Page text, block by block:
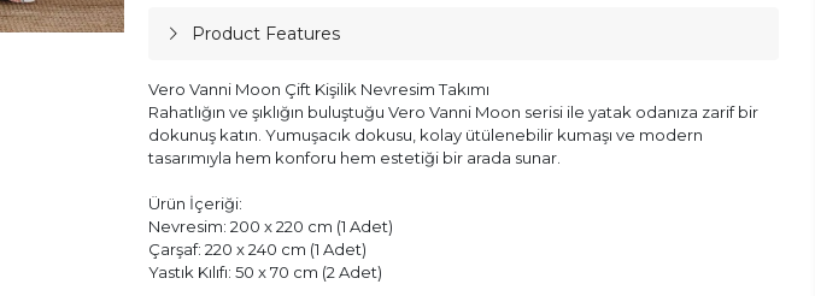
Product Features
Vero Vanni Moon Çift Kişilik Nevresim Takımı
Rahatlığın ve şıklığın buluştuğu Vero Vanni Moon serisi ile yatak odanıza zarif bir
dokunuş katın. Yumuşacık dokusu, kolay ütülenebilir kumaşı ve modern
tasarımıyla hem konforu hem estetiği bir arada sunar.
Ürün İçeriği:
Nevresim: 200 x 220 cm (1 Adet)
Çarşaf: 220 x 240 cm (1 Adet)
Yastık Kılıfı: 50 x 70 cm (2 Adet)